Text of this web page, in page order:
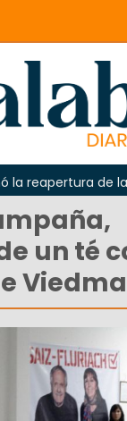
de la
un té
Viedma